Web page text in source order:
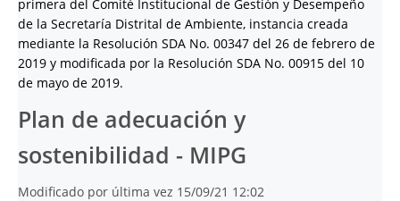
primera del Comité Institucional de Gestión y Desempeño
de la Secretaría Distrital de Ambiente, instancia creada
mediante la Resolución SDA No. 00347 del 26 de febrero de
2019 y modificada por la Resolución SDA No. 00915 del 10
de mayo de 2019.
Plan de adecuación y
sostenibilidad - MIPG
Modificado por última vez 15/09/21 12:02